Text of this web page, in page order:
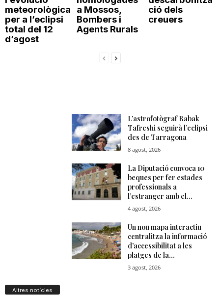
meteorològica
per a l’eclipsi
total del 12
d’agost
a Mossos,
Bombers i
Agents Rurals
ció dels
creuers
Altres notícies